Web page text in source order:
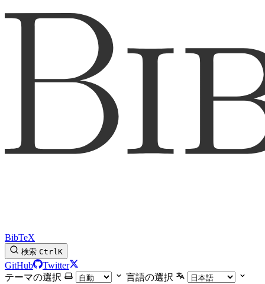
BibTeX
検索 CtrlK
GitHub
Twitter
テーマの選択
言語の選択